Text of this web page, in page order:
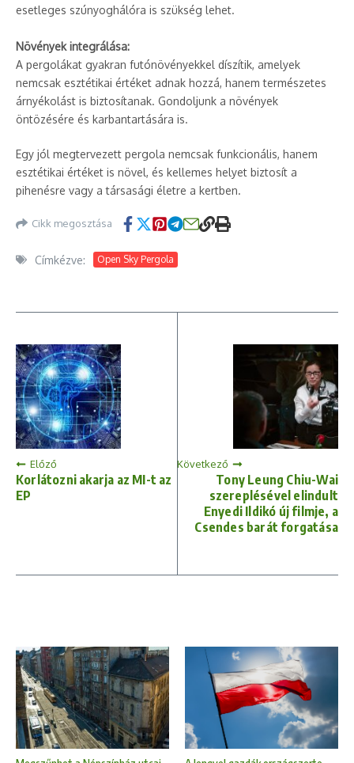
esetleges szúnyoghálóra is szükség lehet.
Növények integrálása:
A pergolákat gyakran futónövényekkel díszítik, amelyek
nemcsak esztétikai értéket adnak hozzá, hanem természetes
árnyékolást is biztosítanak. Gondoljunk a növények
öntözésére és karbantartására is.
Egy jól megtervezett pergola nemcsak funkcionális, hanem
esztétikai értéket is növel, és kellemes helyet biztosít a
pihenésre vagy a társasági életre a kertben.
Cikk megosztása
Címkézve: Open Sky Pergola
Előző
Korlátozni akarja az MI-t az
EP
Következő
Tony Leung Chiu-Wai
szereplésével elindult
Enyedi Ildikó új filmje, a
Csendes barát forgatása